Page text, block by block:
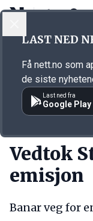
Annonsørinnhold
Vedtok
emisjon
Banar veg for
LAST NED
Få nett.no som
de siste
Last ned fra
Google Play